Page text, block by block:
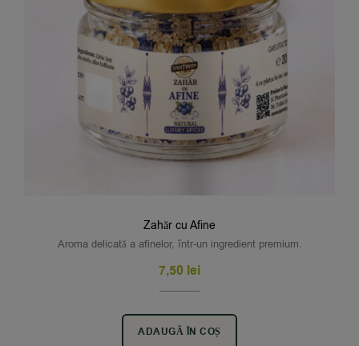
Zahăr cu Afine
Aroma delicată a afinelor, într-un ingredient premium.
7,50 lei
ADAUGĂ ÎN COȘ